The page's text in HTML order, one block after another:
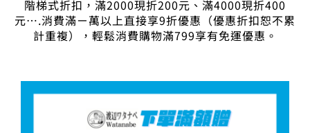
階梯式折扣，滿2000現折200元、滿4000現折400
元….消費滿ㄧ萬以上直接享9折優惠（優惠折扣恕不累
計重複），輕鬆消費購物滿799享有免運優惠。